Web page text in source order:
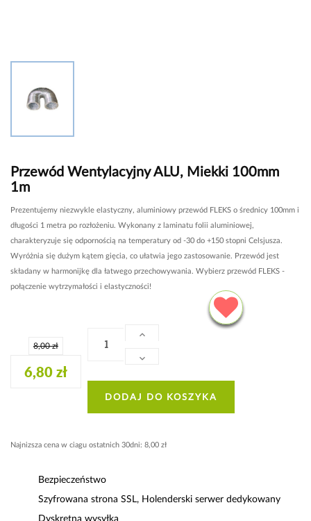
Przewód Wentylacyjny ALU, Miekki 100mm
1m
Prezentujemy niezwykle elastyczny, aluminiowy przewód FLEKS o średnicy 100mm i
długości 1 metra po rozłożeniu. Wykonany z laminatu folii aluminiowej,
charakteryzuje się odpornością na temperatury od -30 do +150 stopni Celsjusza.
Wyróżnia się dużym kątem gięcia, co ułatwia jego zastosowanie. Przewód jest
składany w harmonijkę dla łatwego przechowywania. Wybierz przewód FLEKS -
połączenie wytrzymałości i elastyczności!
8,00 zł
6,80 zł
DODAJ DO KOSZYKA
Najnizsza cena w ciagu ostatnich 30dni: 8,00 zł
Bezpieczeństwo
Szyfrowana strona SSL, Holenderski serwer dedykowany
Dyskretna wysyłka